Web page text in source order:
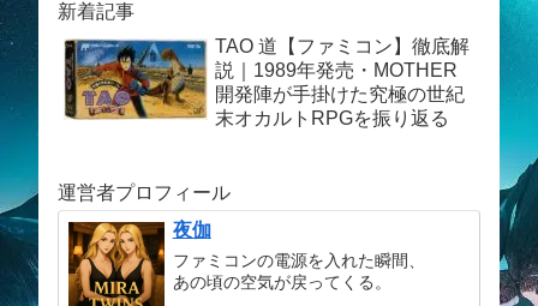
新着記事
TAO 道【ファミコン】徹底解
説｜1989年発売・MOTHER
開発陣が手掛けた究極の世紀
末オカルトRPGを振り返る
運営者プロフィール
夜伽
ファミコンの電源を入れた瞬間、
あの頃の空気が戻ってくる。